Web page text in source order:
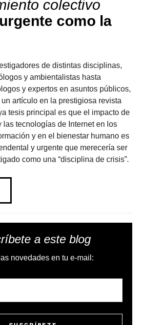
colectivo
como la
de distintas disciplinas,
y ambientalistas hasta
y expertos en asuntos públicos,
artículo en la prestigiosa revista
tesis principal es que el impacto de
las tecnologías de Internet en los
y en el bienestar humano es
y urgente que merecería ser
como una “disciplina de crisis”.
a este blog
novedades en tu e-mail: